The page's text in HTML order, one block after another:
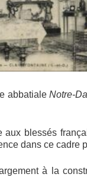
abbatialeNotre-
blessés
dans ce cadre
à la